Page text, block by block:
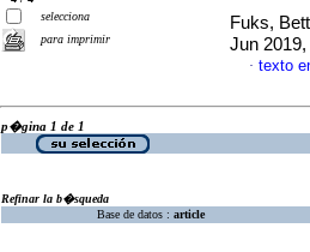
selecciona
para imprimir
Fuks,
Jun
· texto
p�gina 1 de 1
Refinar la b�squeda
Base de datos : article